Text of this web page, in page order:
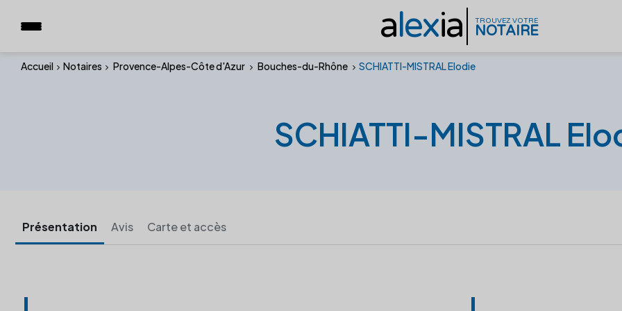
alexia TROUVEZ VOTRE
NOTAIRE
Accueil Notaires Provence-Alpes-Côte d'Azur Bouches-du-Rhône SCHIATTI-MISTRAL Elodie
SCHIATTI-MISTRAL
Présentation Avis Carte et accès